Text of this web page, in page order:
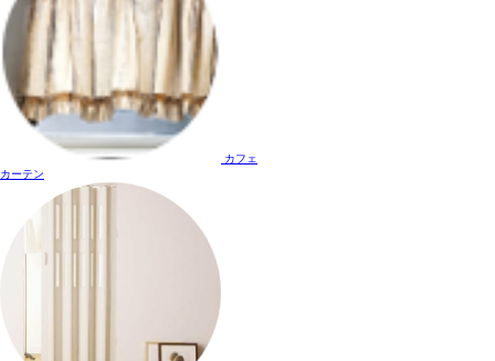
カフェ
カーテン